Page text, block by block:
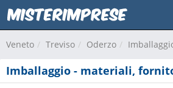
Veneto Treviso Oderzo
Imballaggio - materiali,